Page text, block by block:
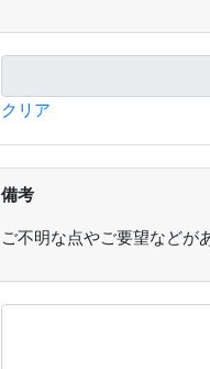
クリア
備考
ご不明な点やご要望などが